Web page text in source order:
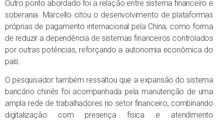
Outro ponto abordado foi a relação entre sistema financeiro e
soberania. Marcello citou o desenvolvimento de plataformas
próprias de pagamento internacional pela China, como forma
de reduzir a dependência de sistemas financeiros controlados
por outras potências, reforçando a autonomia econômica do
país.
O pesquisador também ressaltou que a expansão do sistema
bancário chinês foi acompanhada pela manutenção de uma
ampla rede de trabalhadores no setor financeiro, combinando
digitalização com presença física e atendimento